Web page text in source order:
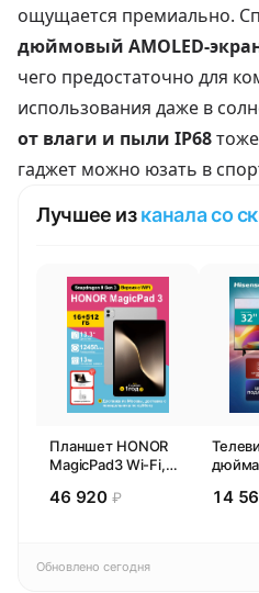
ощущается премиально.
дюймовый AMOLED-
чего предостаточно для
использования даже в
от влаги и пыли IP68
гаджет можно юзать в
Лучшее изканала со
Планшет HONOR
MagicPad3 Wi-Fi,
Snapdragon 8,
46 920 ₽
дюйма
Смарт
14
Обновлено сегодня